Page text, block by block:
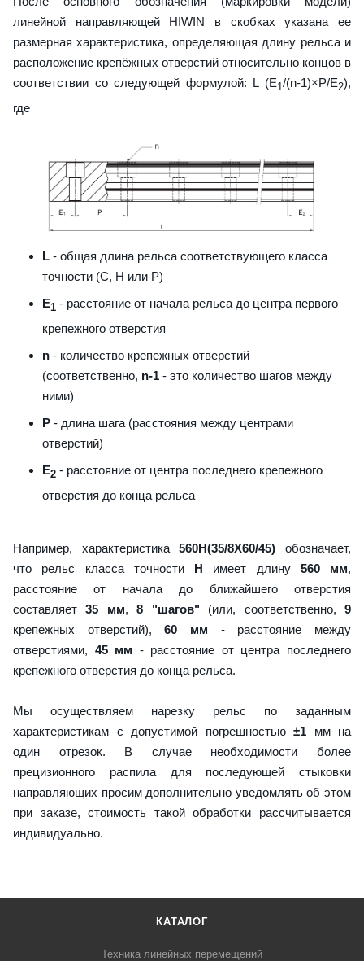
линейной направляющей HIWIN в скобках указана ее
размерная характеристика, определяющая длину рельса и
расположение крепёжных отверстий относительно концов в
соответствии со следующей формулой: L (E1/(n-1)×P/E2),
где
L - общая длина рельса соответствующего класса
точности (С, H или Р)
E1 - расстояние от начала рельса до центра первого
крепежного отверстия
n - количество крепежных отверстий
(соответственно, n-1 - это количество шагов между
ними)
P - длина шага (расстояния между центрами
отверстий)
E2 - расстояние от центра последнего крепежного
отверстия до конца рельса
Например, характеристика560H(35/8X60/45) обозначает,
что рельс класса точности H имеет длину 560 мм,
расстояние от начала до ближайшего отверстия
составляет35 мм,8 "шагов" (или, соответственно,9
крепежных отверстий),60 мм - расстояние между
отверстиями, 45 мм - расстояние от центра последнего
крепежного отверстия до конца рельса.
Мы осуществляем нарезку рельс по заданным
характеристикам с допустимой погрешностью ±1 мм на
один отрезок. В случае необходимости более
прецизионного распила для последующей стыковки
направляющих просим дополнительно уведомлять об этом
при заказе, стоимость такой обработки рассчитывается
индивидуально.
КАТАЛОГ
Техника линейных перемещений